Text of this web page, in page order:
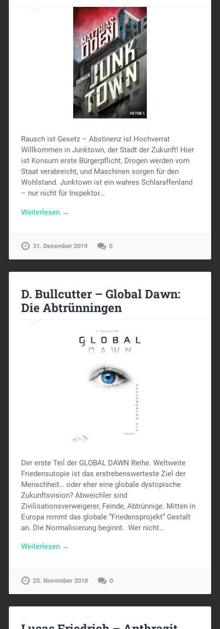
Rausch ist Gesetz – Abstinenz ist Hochverrat
Willkommen in Junktown, der Stadt der Zukunft! Hier
ist Konsum erste Bürgerpflicht, Drogen werden vom
Staat verabreicht, und Maschinen sorgen für den
Wohlstand. Junktown ist ein wahres Schlaraffenland
– nur nicht für Inspektor…
Weiterlesen →
31. Dezember 2019 0
D. Bullcutter – Global Dawn:
Die Abtrünningen
Der erste Teil der GLOBAL DAWN Reihe. Weltweite
Friedensutopie ist das erstrebenswerteste Ziel der
Menschheit… oder eher eine globale dystopische
Zukunftsvision? Abweichler sind
Zivilisationsverweigerer, Feinde, Abtrünnige. Mitten in
Europa nimmt das globale “Friedensprojekt” Gestalt
an. Die Normalisierung beginnt. Wer nicht…
Weiterlesen →
25. November 2018 0